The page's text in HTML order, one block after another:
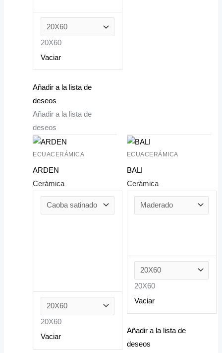
20X60
Vaciar
Añadir a la lista de
deseos
Añadir a la lista de
deseos
ECUACERÁMICA
ARDEN
Cerámica
20X60
Vaciar
ECUACERÁMICA
BALI
Cerámica
20X60
Vaciar
Añadir a la lista de
deseos